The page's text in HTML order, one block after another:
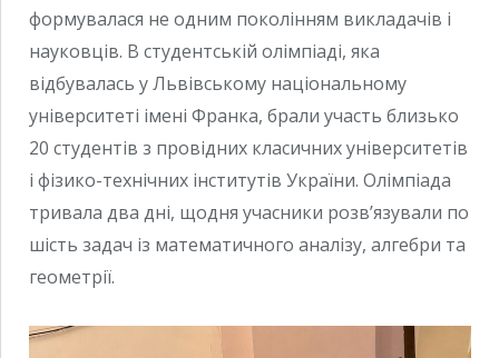
формувалася не одним поколінням викладачів і
науковців. В студентській олімпіадi, яка
вiдбувалась у Львівському національному
університетi імені Франка, брали участь близько
20 студентів з провiдних класичних університетів
і фізико-технічних інститутів України. Олімпіада
тривала два дні, щодня учасники розв’язували по
шість задач із математичного аналізу, алгебри та
геометрії.